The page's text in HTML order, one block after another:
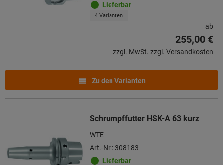
Lieferbar
4 Varianten
ab
255,00 €
zzgl. MwSt. zzgl. Versandkosten
Zu den Varianten
Schrumpffutter HSK-A 63 kurz
WTE
Art.-Nr.: 308183
Lieferbar